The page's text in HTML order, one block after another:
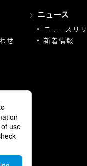
せ
ニュース
ニュースリ
新着情報